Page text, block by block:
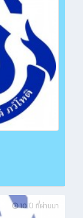
10 ปี ที่ผ่านมา